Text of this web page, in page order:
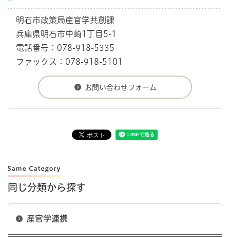
明石市政策局産官学共創課
兵庫県明石市中崎1丁目5-1
電話番号：078-918-5335
ファックス：078-918-5101
同じ分類から探す
産官学連携